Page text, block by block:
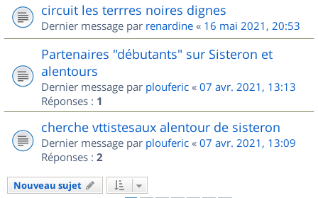
circuit les terrres noires dignes
Dernier message par renardine « 16 mai 2021, 20:53
Partenaires "débutants" sur Sisteron et
alentours
Dernier message par plouferic « 07 avr. 2021, 13:13
Réponses : 1
cherche vttistesaux alentour de sisteron
Dernier message par plouferic « 07 avr. 2021, 13:09
Réponses : 2
Nouveau sujet